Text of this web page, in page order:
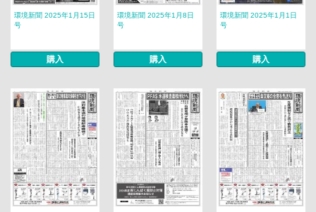
環境新聞 2025年1月15日
号
購入
環境新聞 2025年1月8日
号
購入
環境新聞 2025年1月1日
号
購入